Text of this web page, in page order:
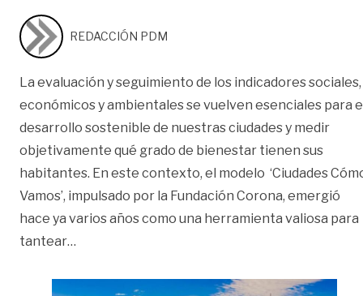
REDACCIÓN PDM
La evaluación y seguimiento de los indicadores sociales,
económicos y ambientales se vuelven esenciales para
desarrollo sostenible de nuestras ciudades y medir
objetivamente qué grado de bienestar tienen sus
habitantes. En este contexto, el modelo ‘Ciudades
Vamos’, impulsado por la Fundación Corona, emergió
hace ya varios años como una herramienta valiosa para
tantear…